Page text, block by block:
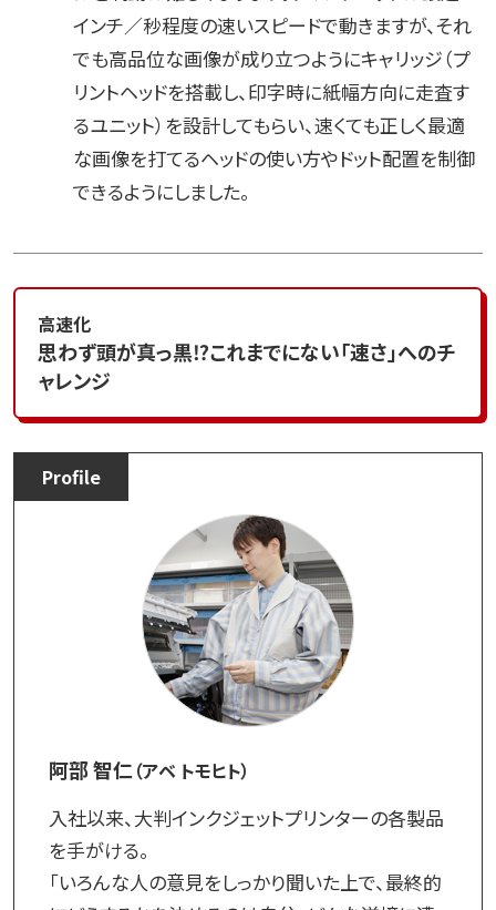
インチ／秒程度の速いスピードで動きますが、それ
でも高品位な画像が成り立つようにキャリッジ（プ
リントヘッドを搭載し、印字時に紙幅方向に走査す
るユニット）を設計してもらい、速くても正しく最適
な画像を打てるヘッドの使い方やドット配置を制御
できるようにしました。
高速化
思わず頭が真っ黒⁉これまでにない「速さ」へのチ
ャレンジ
Profile
阿部 智仁（アベ トモヒト）
入社以来、大判インクジェットプリンターの各製品
を手がける。
「いろんな人の意見をしっかり聞いた上で、最終的